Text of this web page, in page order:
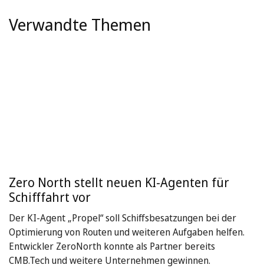
Verwandte Themen
Zero North stellt neuen KI-Agenten für
Schifffahrt vor
Der KI-Agent „Propel“ soll Schiffsbesatzungen bei der
Optimierung von Routen und weiteren Aufgaben helfen.
Entwickler ZeroNorth konnte als Partner bereits
CMB.Tech und weitere Unternehmen gewinnen.